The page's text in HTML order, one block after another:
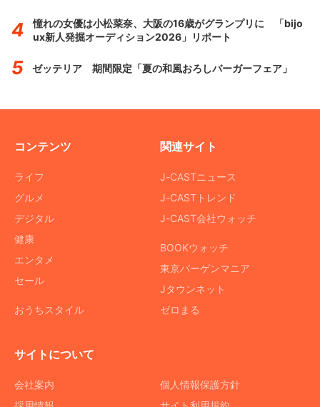
憧れの女優は小松菜奈、大阪の16歳がグランプリに 「bijo
ux新人発掘オーディション2026」リポート
ゼッテリア 期間限定「夏の和風おろしバーガーフェア」
コンテンツ
ライフ
グルメ
デジタル
健康
エンタメ
セール
おうちスタイル
関連サイト
J-CASTニュース
J-CASTトレンド
J-CAST会社ウォッチ
BOOKウォッチ
東京バーゲンマニア
Jタウンネット
ゼロまる
サイトについて
会社案内
個人情報保護方針